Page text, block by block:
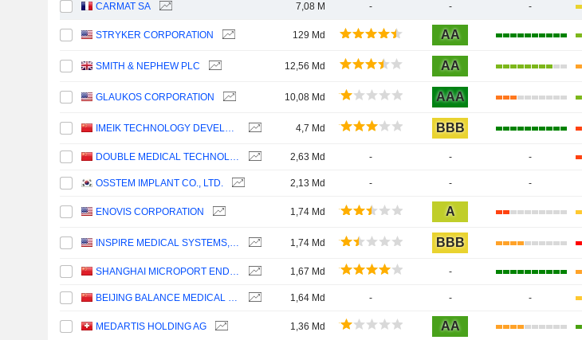
CARMAT SA 7,08 M - - -
STRYKER CORPORATION 129 Md AA
SMITH & NEPHEW PLC 12,56 Md AA
GLAUKOS CORPORATION 10,08 Md AAA
IMEIK TECHNOLOGY DEVELOPMENT CO.,LTD. 4,7 Md BBB
DOUBLE MEDICAL TECHNOLOGY INC. 2,63 Md - - -
OSSTEM IMPLANT CO., LTD. 2,13 Md - - -
ENOVIS CORPORATION 1,74 Md A
INSPIRE MEDICAL SYSTEMS, INC. 1,74 Md BBB
SHANGHAI MICROPORT ENDOVASCULAR MEDTECH CO., LTD. 1,67 Md -
BEIJING BALANCE MEDICAL TECHNOLOGY CO.,LTD. 1,64 Md - - -
MEDARTIS HOLDING AG 1,36 Md AA